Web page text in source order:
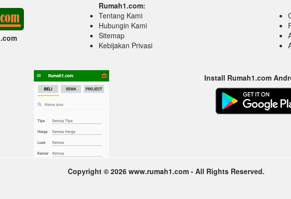
.com
Rumah1.com:
Tentang Kami
Hubungin Kami
Sitemap
Kebijakan Privasi
Install Rumah1.com
Copyright © 2026 www.rumah1.com - All Rights Reserved.